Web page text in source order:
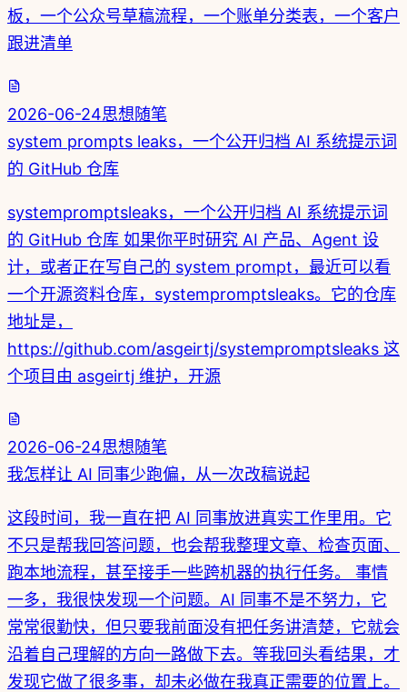
板，一个公众号草稿流程，一个账单分类表，一个客户
跟进清单
2026-06-24思想随笔
system prompts leaks，一个公开归档 AI 系统提示词
的 GitHub 仓库
systempromptsleaks，一个公开归档 AI 系统提示词
的 GitHub 仓库 如果你平时研究 AI 产品、Agent 设
计，或者正在写自己的 system prompt，最近可以看
一个开源资料仓库，systempromptsleaks。它的仓库
地址是，
https://github.com/asgeirtj/systempromptsleaks 这
个项目由 asgeirtj 维护，开源
2026-06-24思想随笔
我怎样让 AI 同事少跑偏，从一次改稿说起
这段时间，我一直在把 AI 同事放进真实工作里用。它
不只是帮我回答问题，也会帮我整理文章、检查页面、
跑本地流程，甚至接手一些跨机器的执行任务。 事情
一多，我很快发现一个问题。AI 同事不是不努力，它
常常很勤快，但只要我前面没有把任务讲清楚，它就会
沿着自己理解的方向一路做下去。等我回头看结果，才
发现它做了很多事，却未必做在我真正需要的位置上。